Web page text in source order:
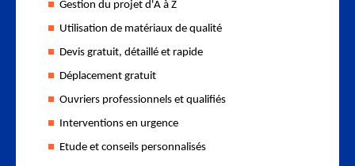
Gestion du projet d'A à Z
Utilisation de matériaux de qualité
Devis gratuit, détaillé et rapide
Déplacement gratuit
Ouvriers professionnels et qualifiés
Interventions en urgence
Etude et conseils personnalisés